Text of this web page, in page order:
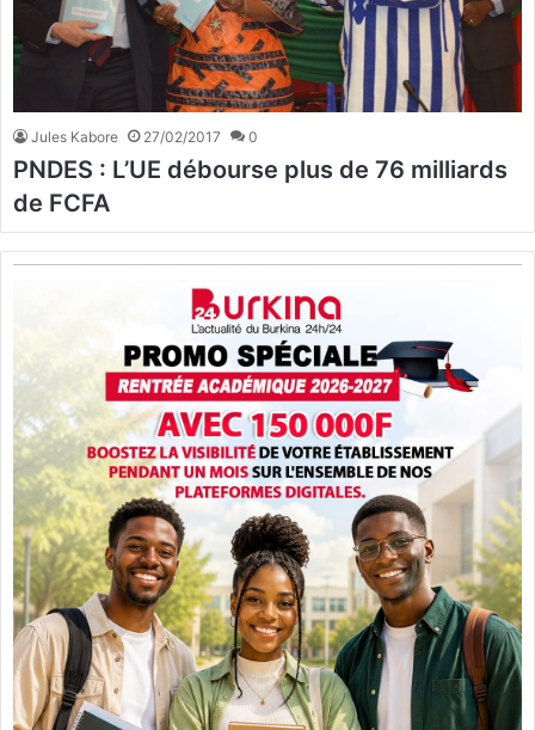
Jules Kabore 27/02/2017 0
PNDES : L’UE débourse plus de 76 milliards
de FCFA